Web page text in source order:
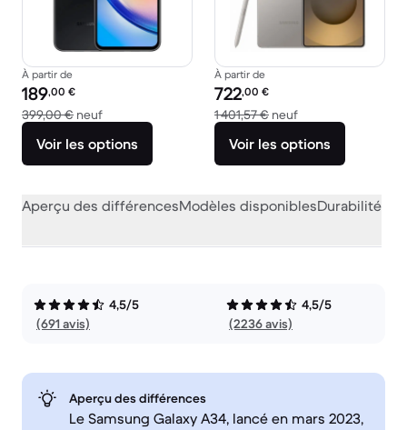
À partir de
Prix reconditionné :
189,00 €
399,00 € neufcontre 399,00 € neuf
Voir les options
À partir de
Prix reconditionné :
722,00 €
1 401,57 € neufcontre 1 401,57 €
Voir les options
Aperçu des différencesModèles disponiblesDurabilité
4,5/5
(691 avis)
4,5/5
(2236 avis)
Aperçu des différences
Le Samsung Galaxy A34, lancé en mars 2023,